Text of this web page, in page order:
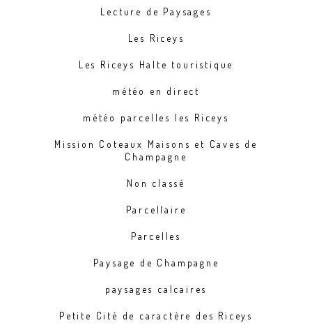
Lecture de Paysages
Les Riceys
Les Riceys Halte touristique
météo en direct
météo parcelles les Riceys
Mission Coteaux Maisons et Caves de
Champagne
Non classé
Parcellaire
Parcelles
Paysage de Champagne
paysages calcaires
Petite Cité de caractère des Riceys